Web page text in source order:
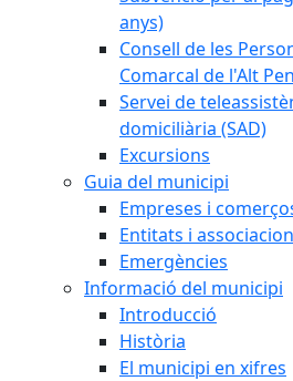
anys)
Consell de les
Comarcal de l'Alt
Servei de
domiciliària (SAD)
Excursions
Guia del municipi
Empreses i
Entitats i
Emergències
Informació del municipi
Introducció
Història
El municipi en xifres